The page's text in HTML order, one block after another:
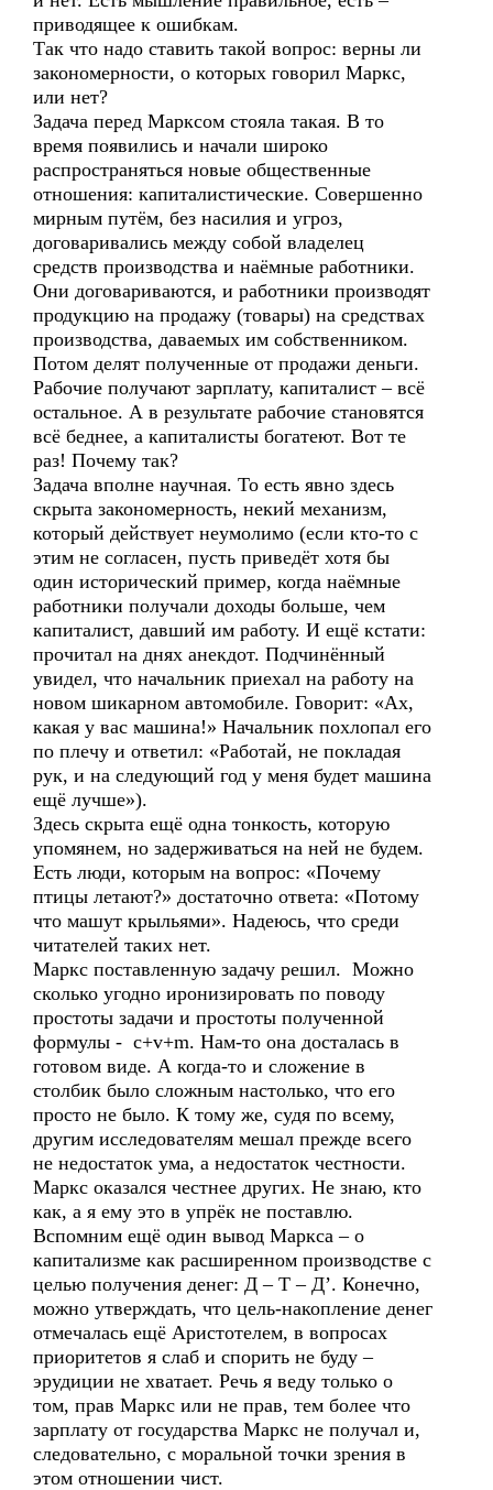
приводящее к ошибкам.
Так что надо ставить такой вопрос: верны ли
закономерности, о которых говорил Маркс,
или нет?
Задача перед Марксом стояла такая. В то
время появились и начали широко
распространяться новые общественные
отношения: капиталистические. Совершенно
мирным путём, без насилия и угроз,
договаривались между собой владелец
средств производства и наёмные работники.
Они договариваются, и работники производят
продукцию на продажу (товары) на средствах
производства, даваемых им собственником.
Потом делят полученные от продажи деньги.
Рабочие получают зарплату, капиталист – всё
остальное. А в результате рабочие становятся
всё беднее, а капиталисты богатеют. Вот те
раз! Почему так?
Задача вполне научная. То есть явно здесь
скрыта закономерность, некий механизм,
который действует неумолимо (если кто-то с
этим не согласен, пусть приведёт хотя бы
один исторический пример, когда наёмные
работники получали доходы больше, чем
капиталист, давший им работу. И ещё кстати:
прочитал на днях анекдот. Подчинённый
увидел, что начальник приехал на работу на
новом шикарном автомобиле. Говорит: «Ах,
какая у вас машина!» Начальник похлопал его
по плечу и ответил: «Работай, не покладая
рук, и на следующий год у меня будет машина
ещё лучше»).
Здесь скрыта ещё одна тонкость, которую
упомянем, но задерживаться на ней не будем.
Есть люди, которым на вопрос: «Почему
птицы летают?» достаточно ответа: «Потому
что машут крыльями». Надеюсь, что среди
читателей таких нет.
Маркс поставленную задачу решил. Можно
сколько угодно иронизировать по поводу
простоты задачи и простоты полученной
формулы - c+v+m. Нам-то она досталась в
готовом виде. А когда-то и сложение в
столбик было сложным настолько, что его
просто не было. К тому же, судя по всему,
другим исследователям мешал прежде всего
не недостаток ума, а недостаток честности.
Маркс оказался честнее других. Не знаю, кто
как, а я ему это в упрёк не поставлю.
Вспомним ещё один вывод Маркса – о
капитализме как расширенном производстве с
целью получения денег: Д – Т – Д’. Конечно,
можно утверждать, что цель-накопление денег
отмечалась ещё Аристотелем, в вопросах
приоритетов я слаб и спорить не буду –
эрудиции не хватает. Речь я веду только о
том, прав Маркс или не прав, тем более что
зарплату от государства Маркс не получал и,
следовательно, с моральной точки зрения в
этом отношении чист.